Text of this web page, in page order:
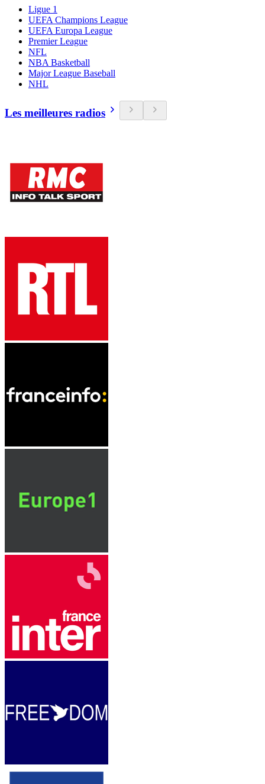
Ligue 1
UEFA Champions League
UEFA Europa League
Premier League
NFL
NBA Basketball
Major League Baseball
NHL
Les meilleures radios